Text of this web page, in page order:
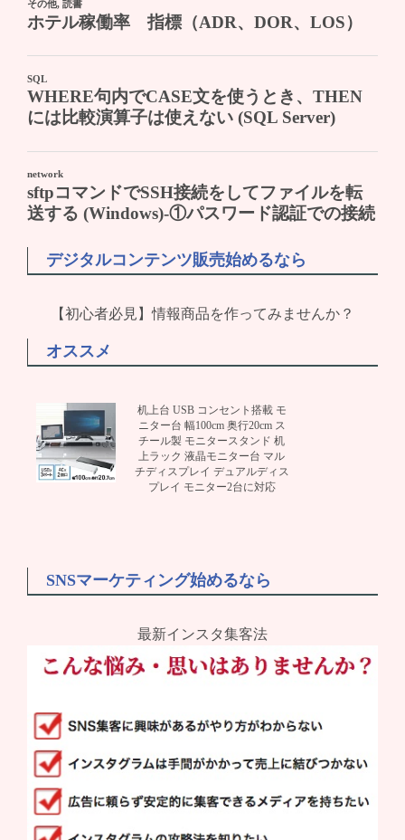
デジタルコンテンツ販売始めるなら
【初心者必見】情報商品を作ってみませんか？
オススメ
机上台 USB コンセント搭載 モ
ニター台 幅100cm 奥行20cm ス
チール製 モニタースタンド 机
上ラック 液晶モニター台 マル
チディスプレイ デュアルディス
プレイ モニター2台に対応
SNSマーケティング始めるなら
最新インスタ集客法